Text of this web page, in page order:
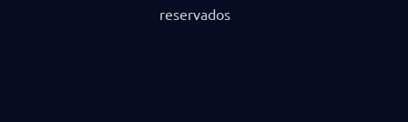
reservados